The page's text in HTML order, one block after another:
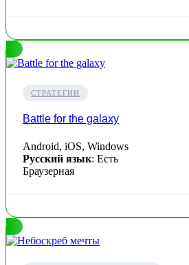
СТРАТЕГИИ
Battle for the galaxy
Android, iOS, Windows
Русский язык: Есть
Браузерная